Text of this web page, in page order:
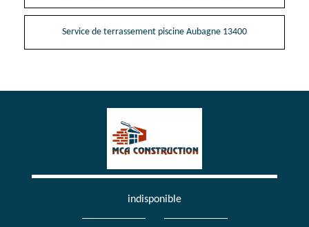
Service de terrassement piscine Aubagne 13400
indisponible